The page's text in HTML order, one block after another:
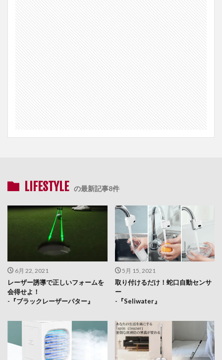
LIFESTYLE の最新記事8件
6月 22, 2021
レーザー誘導で正しいフォームを
会得せよ！
-『ブラックレーザーパター』
5月 15, 2021
取り付けるだけ！蛇口自動センサ
ー
-『Seliwater』